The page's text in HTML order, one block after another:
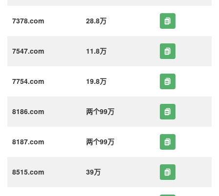
7378.com 28.8万
7547.com 11.8万
7754.com 19.8万
8186.com 两个99万
8187.com 两个99万
8515.com 39万